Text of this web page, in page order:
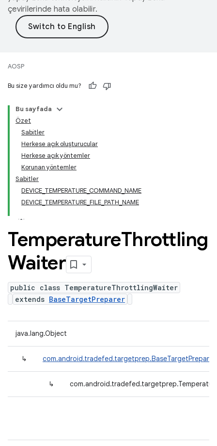
çevirilerinde hata olabilir.
AOSP
Bu size yardımcı oldu mu?
Bu sayfada
Özet
Sabitler
Herkese açık oluşturucular
Herkese açık yöntemler
Korunan yöntemler
Sabitler
DEVICE_TEMPERATURE_COMMAND_NAME
DEVICE_TEMPERATURE_FILE_PATH_NAME
TemperatureThrottling
Waiter
public class TemperatureThrottlingWaiter
extends BaseTargetPreparer
java.lang.Object
↳ com.android.tradefed.targetprep.BaseTargetPreparer
↳